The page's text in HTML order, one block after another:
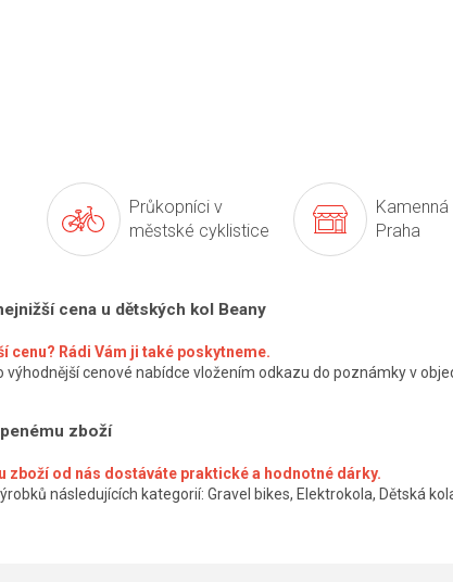
Průkopníci v
městské cyklistice
Praha
cena u dětských kol Beany
cenu? Rádi Vám ji také poskytneme.
výhodnější cenové nabídce vložením odkazu do poznámky v
zboží
zboží od nás dostáváte praktické a hodnotné dárky.
následujících kategorií: Gravel bikes, Elektrokola, Dětská